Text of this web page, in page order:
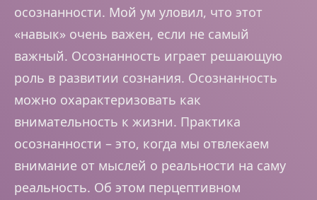
осознанности. Мой ум уловил, что этот
«навык» очень важен, если не самый
важный. Осознанность играет решающую
роль в развитии сознания. Осознанность
можно охарактеризовать как
внимательность к жизни. Практика
осознанности – это, когда мы отвлекаем
внимание от мыслей о реальности на саму
реальность. Об этом перцептивном